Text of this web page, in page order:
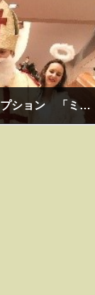
子供向けクリスマスレセプション 「ミクラーシュの日」2021年12月3日